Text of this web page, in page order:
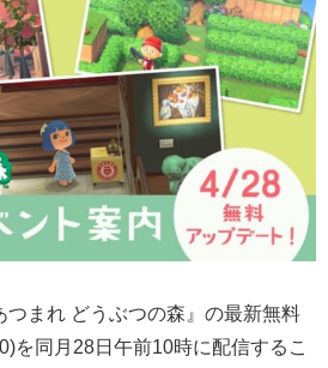
まれ どうぶつの森』の最新無料
を同月28日午前10時に配信するこ